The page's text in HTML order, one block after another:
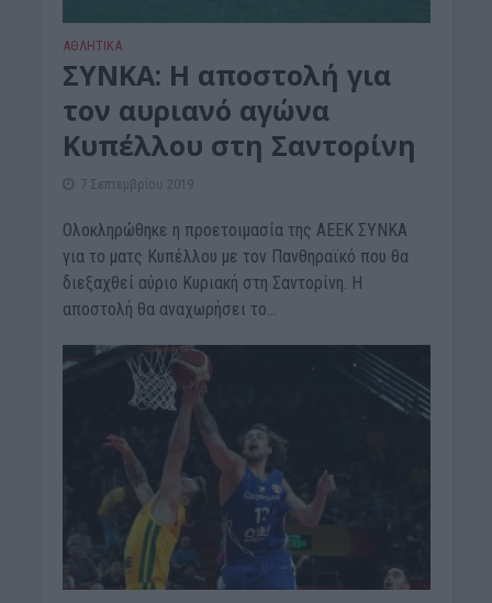
ΑΘΛΗΤΙΚΑ
ΣΥΝΚΑ: Η αποστολή για
τον αυριανό αγώνα
Κυπέλλου στη Σαντορίνη
7 Σεπτεμβρίου 2019
Ολοκληρώθηκε η προετοιμασία της ΑΕΕΚ ΣΥΝΚΑ
για το ματς Κυπέλλου με τον Πανθηραϊκό που θα
διεξαχθεί αύριο Κυριακή στη Σαντορίνη. Η
αποστολή θα αναχωρήσει το...